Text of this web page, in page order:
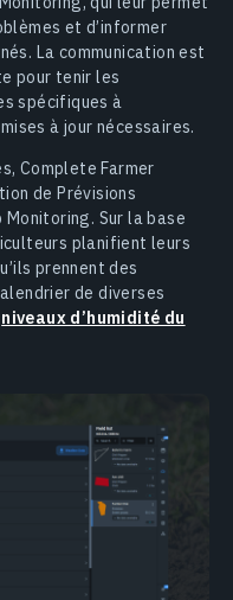
et d’informer
La communication est
pour tenir les
spécifiques à
à jour nécessaires.
Complete Farmer
de Prévisions
Monitoring. Sur la base
planifient leurs
prennent des
de diverses
niveaux d’humidité du